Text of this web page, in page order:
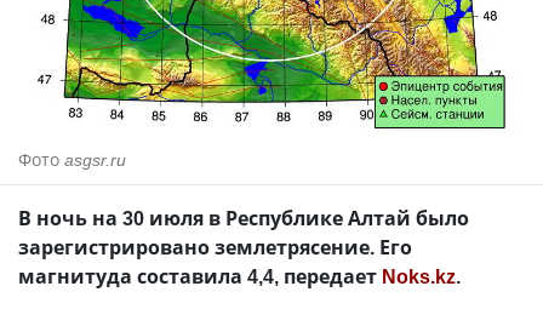
Фото asgsr.ru
В ночь на 30 июля в Республике Алтай было
зарегистрировано землетрясение. Его
магнитуда составила 4,4, передает Noks.kz.